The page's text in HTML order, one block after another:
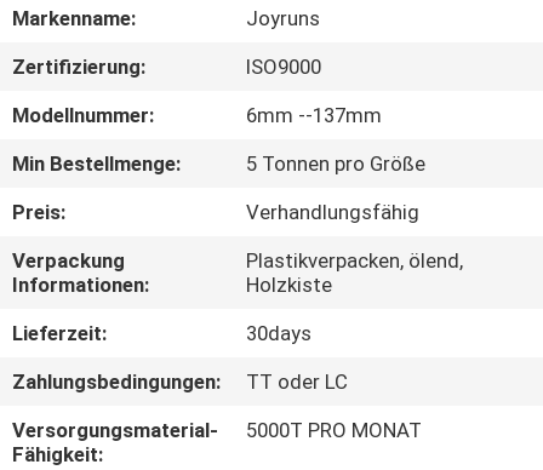
AUSFLUG
QUALITÄTSKONTROLLE
TRETEN
SIE
MIT
UNS
VERBINDUNG
Markenname:
Joyruns
Zertifizierung:
ISO9000
Modellnummer:
6mm --137mm
Min Bestellmenge:
5 Tonnen pro Größe
Preis:
Verhandlungsfähig
Verpackung
Informationen:
Plastikverpacken, ölend,
Holzkiste
Lieferzeit:
30days
Zahlungsbedingungen:
TT oder LC
Versorgungsmaterial-
Fähigkeit:
5000T PRO MONAT